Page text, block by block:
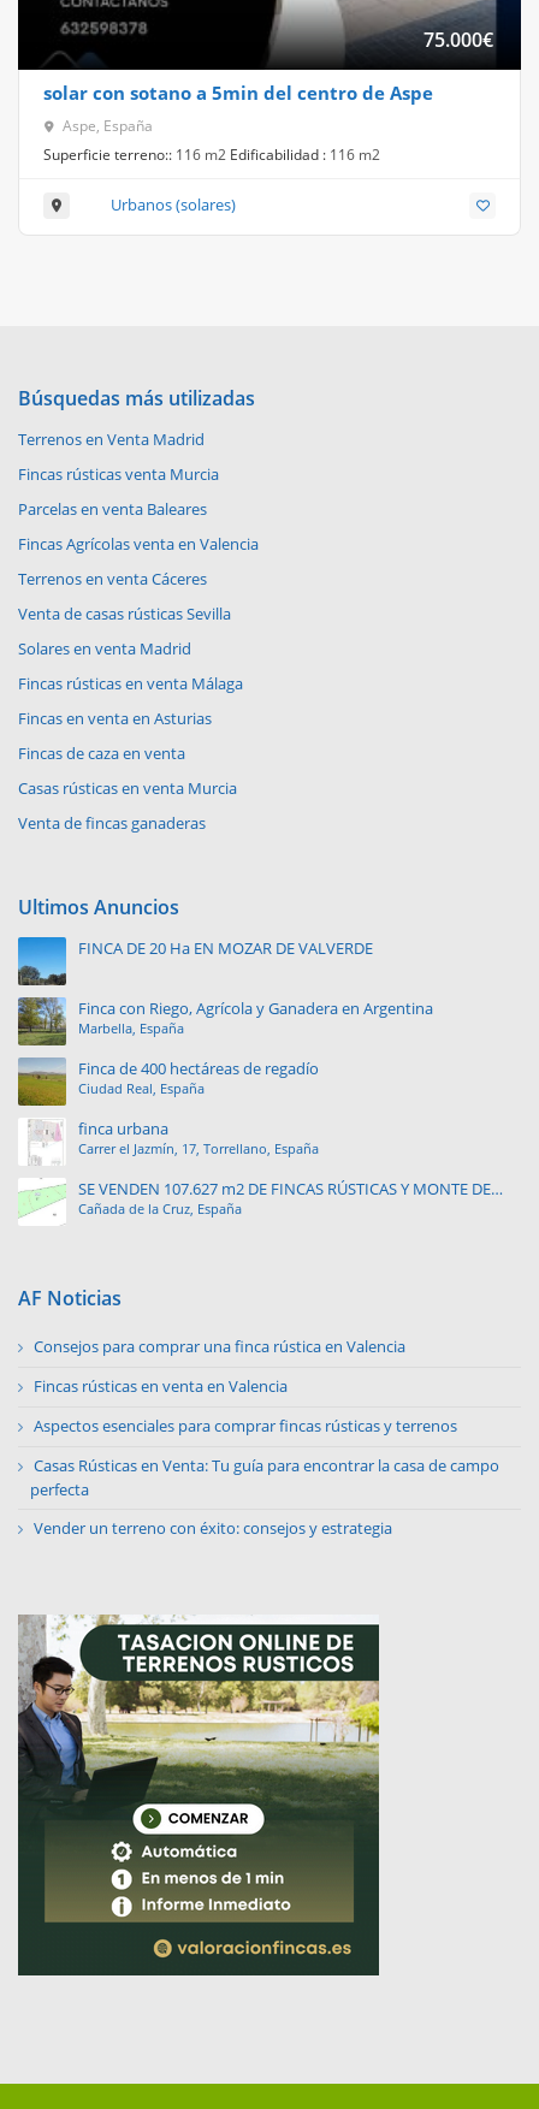
75.000€
solar con sotano a 5min del centro de Aspe
Aspe, España
Superficie terreno:: 116 m2 Edificabilidad : 116 m2
Urbanos (solares)
Búsquedas más utilizadas
Terrenos en Venta Madrid
Fincas rústicas venta Murcia
Parcelas en venta Baleares
Fincas Agrícolas venta en Valencia
Terrenos en venta Cáceres
Venta de casas rústicas Sevilla
Solares en venta Madrid
Fincas rústicas en venta Málaga
Fincas en venta en Asturias
Fincas de caza en venta
Casas rústicas en venta Murcia
Venta de fincas ganaderas
Ultimos Anuncios
FINCA DE 20 Ha EN MOZAR DE VALVERDE
Finca con Riego, Agrícola y Ganadera en Argentina
Marbella, España
Finca de 400 hectáreas de regadío
Ciudad Real, España
finca urbana
Carrer el Jazmín, 17, Torrellano, España
SE VENDEN 107.627 m2 DE FINCAS RÚSTICAS Y MONTE DE
PINAR.
Cañada de la Cruz, España
AF Noticias
Consejos para comprar una finca rústica en Valencia
Fincas rústicas en venta en Valencia
Aspectos esenciales para comprar fincas rústicas y terrenos
Casas Rústicas en Venta: Tu guía para encontrar la casa de campo
perfecta
Vender un terreno con éxito: consejos y estrategia